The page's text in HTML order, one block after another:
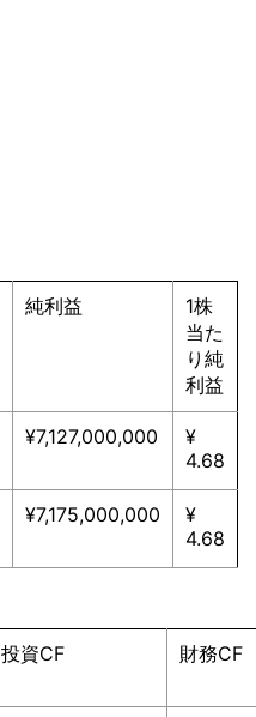
純利益
1株
当た
り純
利益
¥7,127,000,000
¥
4.68
¥7,175,000,000
¥
4.68
投資CF 財務CF